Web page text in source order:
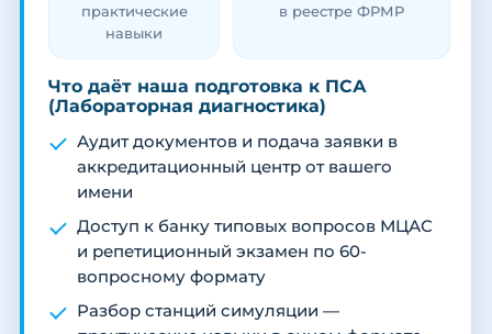
практические
навыки
в реестре ФРМР
Что даёт наша подготовка к ПСА
(Лабораторная диагностика)
Аудит документов и подача заявки в
аккредитационный центр от вашего
имени
Доступ к банку типовых вопросов МЦАС
и репетиционный экзамен по 60-
вопросному формату
Разбор станций симуляции —